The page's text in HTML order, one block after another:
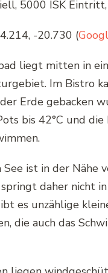
5000 ISK
-20.730 (
liegt mitten in
Im Bistro
Erde gebacken
bis 42°C und die
See ist in der Nähe
daher nicht
es unzählige
die auch das